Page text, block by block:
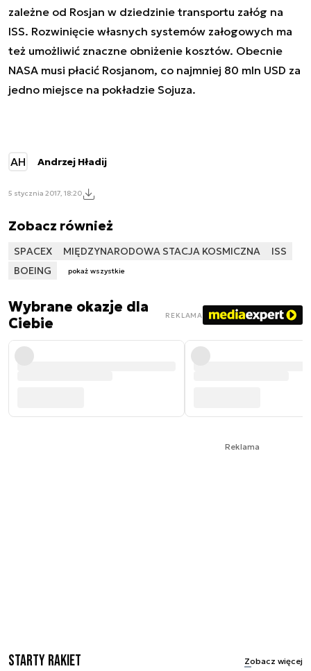
zależne od Rosjan w dziedzinie transportu załóg na
ISS. Rozwinięcie własnych systemów załogowych ma
też umożliwić znaczne obniżenie kosztów. Obecnie
NASA musi płacić Rosjanom, co najmniej 80 mln USD za
jedno miejsce na pokładzie Sojuza.
AH Andrzej Hładij
5 stycznia 2017, 18:20
Zobacz również
SPACEX MIĘDZYNARODOWA STACJA KOSMICZNA
ISS
BOEING
pokaż wszystkie
Wybrane okazje dla
Ciebie
REKLAMA
Reklama
Starty rakiet Zobacz więcej